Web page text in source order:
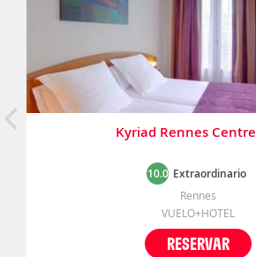
Kyriad Rennes Centre
10.0 Extraordinario
Rennes
VUELO+HOTEL
RESERVAR